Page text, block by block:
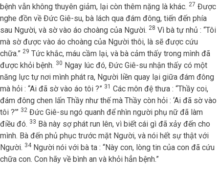
bệnh vẫn không thuyên giảm, lại còn thêm nặng là khác. 27 Được
nghe đồn về Đức Giê-su, bà lách qua đám đông, tiến đến phía
sau Người, và sờ vào áo choàng của Người. 28 Vì bà tự nhủ : “Tôi
mà sờ được vào áo choàng của Người thôi, là sẽ được cứu
chữa.” 29 Tức khắc, máu cầm lại, và bà cảm thấy trong mình đã
được khỏi bệnh. 30 Ngay lúc đó, Đức Giê-su nhận thấy có một
năng lực tự nơi mình phát ra, Người liền quay lại giữa đám đông
mà hỏi : “Ai đã sờ vào áo tôi ?” 31 Các môn đệ thưa : “Thầy coi,
đám đông chen lấn Thầy như thế mà Thầy còn hỏi : ‘Ai đã sờ vào
tôi ?’” 32 Đức Giê-su ngó quanh để nhìn người phụ nữ đã làm
điều đó. 33 Bà này sợ phát run lên, vì biết cái gì đã xảy đến cho
mình. Bà đến phủ phục trước mặt Người, và nói hết sự thật với
Người. 34Người nói với bà ta : “Này con, lòng tin của con đã cứu
chữa con. Con hãy về bình an và khỏi hẳn bệnh.”